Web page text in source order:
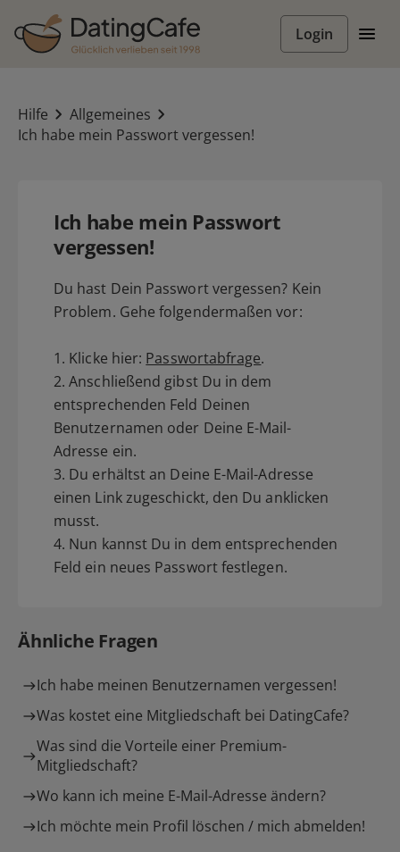
Login
Hilfe
Allgemeines
Ich habe mein Passwort vergessen!
Ich habe mein Passwort
vergessen!
Du hast Dein Passwort vergessen? Kein
Problem. Gehe folgendermaßen vor:
1. Klicke hier: Passwortabfrage.
2. Anschließend gibst Du in dem
entsprechenden Feld Deinen
Benutzernamen oder Deine E-Mail-
Adresse ein.
3. Du erhältst an Deine E-Mail-Adresse
einen Link zugeschickt, den Du anklicken
musst.
4. Nun kannst Du in dem entsprechenden
Feld ein neues Passwort festlegen.
Ähnliche Fragen
Ich habe meinen Benutzernamen vergessen!
Was kostet eine Mitgliedschaft bei DatingCafe?
Was sind die Vorteile einer Premium-
Mitgliedschaft?
Wo kann ich meine E-Mail-Adresse ändern?
Ich möchte mein Profil löschen / mich abmelden!